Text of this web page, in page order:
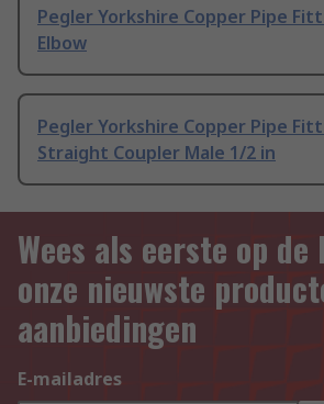
Pegler Yorkshire Copper Pipe
Elbow
Pegler Yorkshire Copper Pipe
Straight Coupler Male 1/2 in
Wees als eerste op de
onze nieuwste
aanbiedingen
E-mailadres